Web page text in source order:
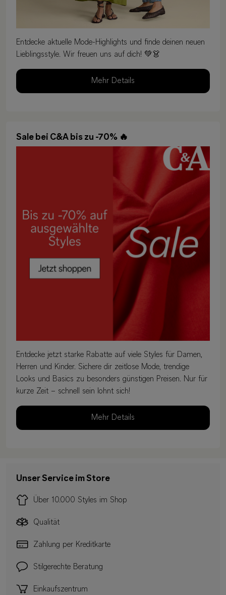
Entdecke aktuelle Mode-Highlights und finde deinen neuen
Lieblingsstyle. Wir freuen uns auf dich! 💚👗
Mehr Details
Sale bei C&A bis zu -70% 🔥
Entdecke jetzt starke Rabatte auf viele Styles für Damen,
Herren und Kinder. Sichere dir zeitlose Mode, trendige
Looks und Basics zu besonders günstigen Preisen. Nur für
kurze Zeit – schnell sein lohnt sich!
Mehr Details
Unser Service im Store
Über 10.000 Styles im Shop
Qualität
Zahlung per Kreditkarte
Stilgerechte Beratung
Einkaufszentrum